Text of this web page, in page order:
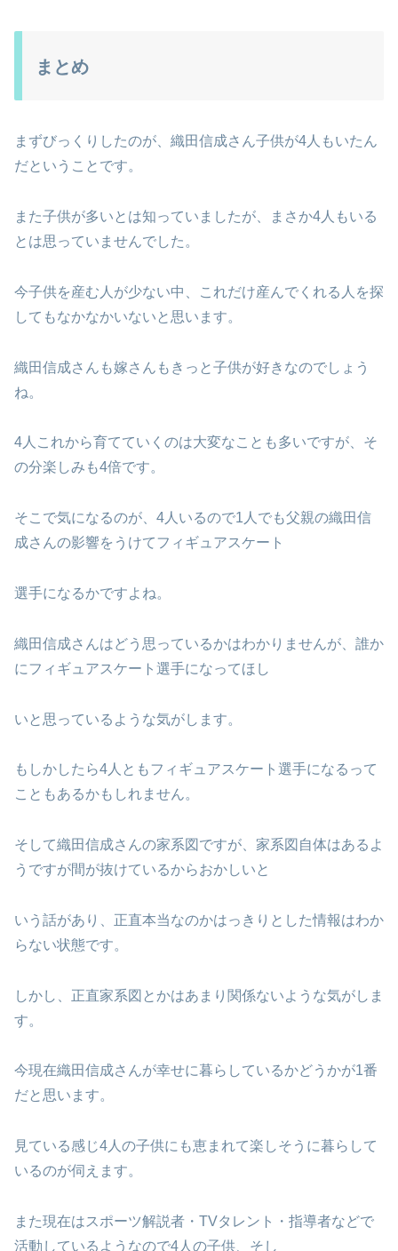
まとめ
まずびっくりしたのが、織田信成さん子供が4人もいたん
だということです。
また子供が多いとは知っていましたが、まさか4人もいる
とは思っていませんでした。
今子供を産む人が少ない中、これだけ産んでくれる人を探
してもなかなかいないと思います。
織田信成さんも嫁さんもきっと子供が好きなのでしょう
ね。
4人これから育てていくのは大変なことも多いですが、そ
の分楽しみも4倍です。
そこで気になるのが、4人いるので1人でも父親の織田信
成さんの影響をうけてフィギュアスケート
選手になるかですよね。
織田信成さんはどう思っているかはわかりませんが、誰か
にフィギュアスケート選手になってほし
いと思っているような気がします。
もしかしたら4人ともフィギュアスケート選手になるって
こともあるかもしれません。
そして織田信成さんの家系図ですが、家系図自体はあるよ
うですが間が抜けているからおかしいと
いう話があり、正直本当なのかはっきりとした情報はわか
らない状態です。
しかし、正直家系図とかはあまり関係ないような気がしま
す。
今現在織田信成さんが幸せに暮らしているかどうかが1番
だと思います。
見ている感じ4人の子供にも恵まれて楽しそうに暮らして
いるのが伺えます。
また現在はスポーツ解説者・TVタレント・指導者などで
活動しているようなので4人の子供、そし